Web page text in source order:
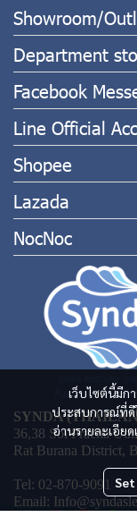
เว็บไซต์นี้มีก
ประสบการณ์ที่ดี
อ่านรายละเอีย
Showroom/
Department
Facebook
Line Official
Shopee
Lazada
NocNoc
SYNDA
36,38 Soi Pracha
Rat Burana District,
Tel: 02-870-9091
Email: